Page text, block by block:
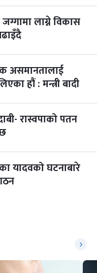
जग्गामा लाग्ने विकास
असमानतालाई
हौं : मन्त्री बादी
रास्वपाको पतन
यादवको घटनाबारे